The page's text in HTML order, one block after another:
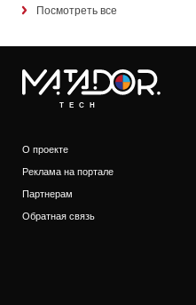
Посмотреть все
TECH
О проекте
Реклама на портале
Партнерам
Обратная связь